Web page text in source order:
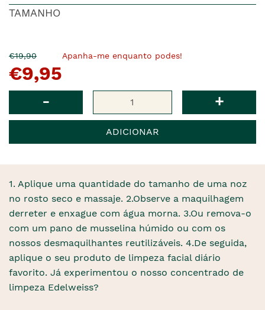
TAMANHO
O
pre�o
anterior
€19,90Agora
�
€9,95
Apanha-me enquanto podes!
- +
ADICIONAR
1. Aplique uma quantidade do tamanho de uma noz
no rosto seco e massaje. 2.Observe a maquilhagem
derreter e enxague com água morna. 3.Ou remova-o
com um pano de musselina húmido ou com os
nossos desmaquilhantes reutilizáveis. 4.De seguida,
aplique o seu produto de limpeza facial diário
favorito. Já experimentou o nosso concentrado de
limpeza Edelweiss?